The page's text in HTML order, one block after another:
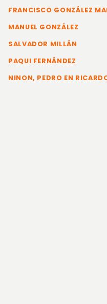
FRANCISCO GONZÁLEZ
MANUEL GONZÁLEZ
SALVADOR MILLÁN
PAQUI FERNÁNDEZ
NINON, PEDRO EN